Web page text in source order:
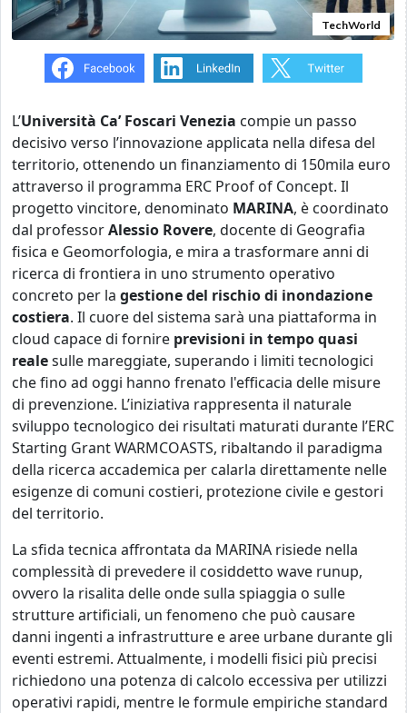
TechWorld
L’Università Ca’ Foscari Venezia compie un passo
decisivo verso l’innovazione applicata nella difesa del
territorio, ottenendo un finanziamento di 150mila euro
attraverso il programma ERC Proof of Concept. Il
progetto vincitore, denominato MARINA, è coordinato
dal professorAlessio Rovere, docente di Geografia
fisica e Geomorfologia, e mira a trasformare anni di
ricerca di frontiera in uno strumento operativo
concreto per la gestione del rischio di inondazione
costiera. Il cuore del sistema sarà una piattaforma in
cloud capace di fornire previsioni in tempo quasi
realesulle mareggiate, superando i limiti tecnologici
che fino ad oggi hanno frenato l'efficacia delle misure
di prevenzione. L’iniziativa rappresenta il naturale
sviluppo tecnologico dei risultati maturati durante l’ERC
Starting Grant WARMCOASTS, ribaltando il paradigma
della ricerca accademica per calarla direttamente nelle
esigenze di comuni costieri, protezione civile e gestori
del territorio.
La sfida tecnica affrontata da MARINA risiede nella
complessità di prevedere il cosiddetto wave runup,
ovvero la risalita delle onde sulla spiaggia o sulle
strutture artificiali, un fenomeno che può causare
danni ingenti a infrastrutture e aree urbane durante gli
eventi estremi. Attualmente, i modelli fisici più precisi
richiedono una potenza di calcolo eccessiva per utilizzi
operativi rapidi, mentre le formule empiriche standard